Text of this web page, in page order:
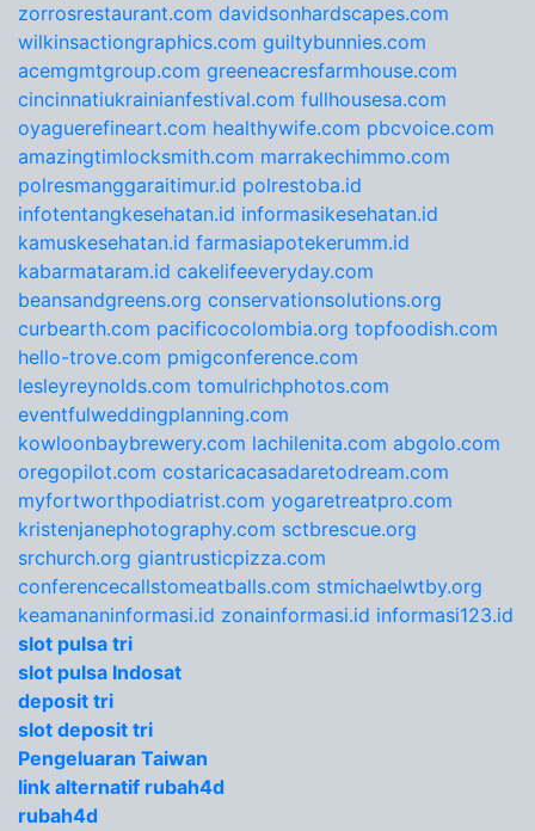
zorrosrestaurant.com davidsonhardscapes.com
wilkinsactiongraphics.com guiltybunnies.com
acemgmtgroup.com greeneacresfarmhouse.com
cincinnatiukrainianfestival.com fullhousesa.com
oyaguerefineart.com healthywife.com pbcvoice.com
amazingtimlocksmith.com marrakechimmo.com
polresmanggaraitimur.id polrestoba.id
infotentangkesehatan.id informasikesehatan.id
kamuskesehatan.id farmasiapotekerumm.id
kabarmataram.id cakelifeeveryday.com
beansandgreens.org conservationsolutions.org
curbearth.com pacificocolombia.org topfoodish.com
hello-trove.com pmigconference.com
lesleyreynolds.com tomulrichphotos.com
eventfulweddingplanning.com
kowloonbaybrewery.com lachilenita.com abgolo.com
oregopilot.com costaricacasadaretodream.com
myfortworthpodiatrist.com yogaretreatpro.com
kristenjanephotography.com sctbrescue.org
srchurch.org giantrusticpizza.com
conferencecallstomeatballs.com stmichaelwtby.org
keamananinformasi.id zonainformasi.id informasi123.id
slot pulsa tri
slot pulsa Indosat
deposit tri
slot deposit tri
Pengeluaran Taiwan
link alternatif rubah4d
rubah4d